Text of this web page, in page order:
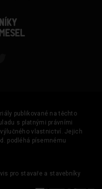
publikované na těchto
s platnými právními
vlastnictví. Jejich
podléhá písemnému
pro stavaře a stavebníky